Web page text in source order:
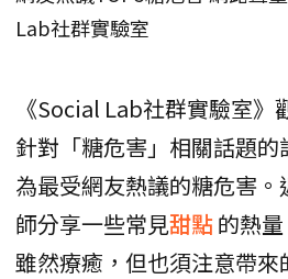
Lab社群實驗室
《Social Lab社群實驗室》
針對「糖危害」相關話題的
為最受網友熱議的糖危害
師分享一些常見甜點的熱
雖然療癒，但也須注意帶